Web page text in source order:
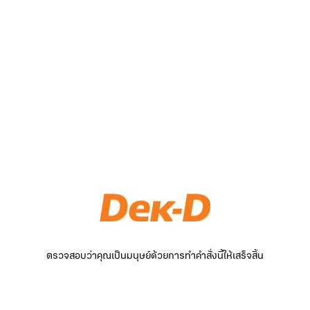
ตรวจสอบว่าคุณเป็นมนุษย์ด้วยการทำคำสั่งนี้ให้เสร็จสิ้น